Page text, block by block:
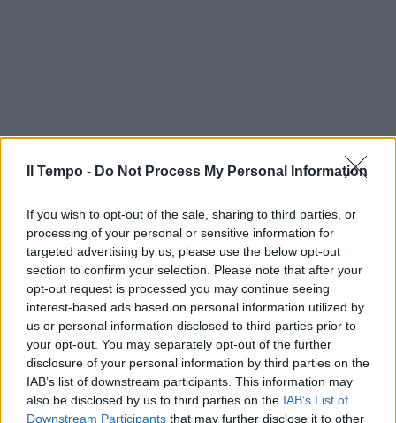
Il Tempo - Do Not Process My Personal Information
If you wish to opt-out of the sale, sharing to third parties, or
processing of your personal or sensitive information for
targeted advertising by us, please use the below opt-out
section to confirm your selection. Please note that after your
opt-out request is processed you may continue seeing
interest-based ads based on personal information utilized by
us or personal information disclosed to third parties prior to
your opt-out. You may separately opt-out of the further
disclosure of your personal information by third parties on the
IAB’s list of downstream participants. This information may
also be disclosed by us to third parties on the IAB’s List of
Downstream Participants that may further disclose it to other
In evidenza